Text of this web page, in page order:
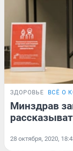
ЗДОРОВЬЕ ВСЁ О
Минздрав
28 октября, 2020,